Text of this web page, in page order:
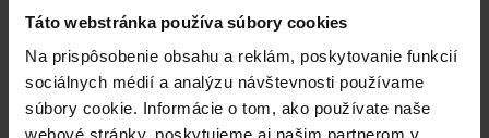
Táto webstránka používa súbory cookies
Na prispôsobenie obsahu a reklám, poskytovanie funkcií
sociálnych médií a analýzu návštevnosti používame
súbory cookie. Informácie o tom, ako používate naše
webové stránky, poskytujeme aj našim partnerom v
Požiadajte o ohlásenie remeselnej činnosti
ešte dnes
Máte otázky? Zavolajte mi.